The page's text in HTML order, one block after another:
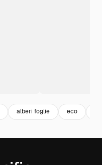
alberi foglie eco